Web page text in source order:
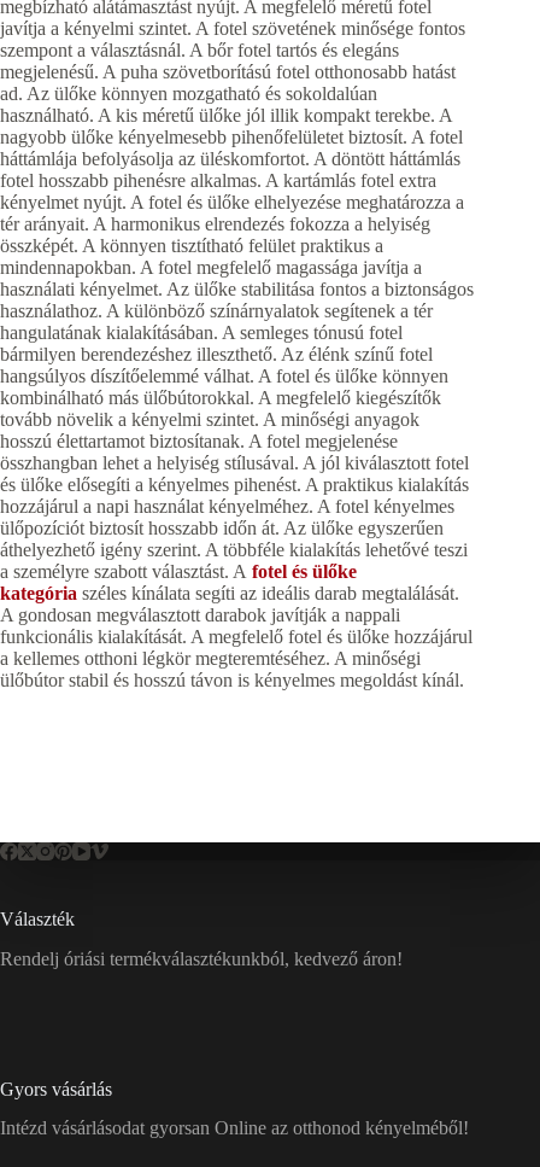
megbízható alátámasztást nyújt. A megfelelő méretű fotel
javítja a kényelmi szintet. A fotel szövetének minősége fontos
szempont a választásnál. A bőr fotel tartós és elegáns
megjelenésű. A puha szövetborítású fotel otthonosabb hatást
ad. Az ülőke könnyen mozgatható és sokoldalúan
használható. A kis méretű ülőke jól illik kompakt terekbe. A
nagyobb ülőke kényelmesebb pihenőfelületet biztosít. A fotel
háttámlája befolyásolja az üléskomfortot. A döntött háttámlás
fotel hosszabb pihenésre alkalmas. A kartámlás fotel extra
kényelmet nyújt. A fotel és ülőke elhelyezése meghatározza a
tér arányait. A harmonikus elrendezés fokozza a helyiség
összképét. A könnyen tisztítható felület praktikus a
mindennapokban. A fotel megfelelő magassága javítja a
használati kényelmet. Az ülőke stabilitása fontos a biztonságos
használathoz. A különböző színárnyalatok segítenek a tér
hangulatának kialakításában. A semleges tónusú fotel
bármilyen berendezéshez illeszthető. Az élénk színű fotel
hangsúlyos díszítőelemmé válhat. A fotel és ülőke könnyen
kombinálható más ülőbútorokkal. A megfelelő kiegészítők
tovább növelik a kényelmi szintet. A minőségi anyagok
hosszú élettartamot biztosítanak. A fotel megjelenése
összhangban lehet a helyiség stílusával. A jól kiválasztott fotel
és ülőke elősegíti a kényelmes pihenést. A praktikus kialakítás
hozzájárul a napi használat kényelméhez. A fotel kényelmes
ülőpozíciót biztosít hosszabb időn át. Az ülőke egyszerűen
áthelyezhető igény szerint. A többféle kialakítás lehetővé teszi
a személyre szabott választást. A fotel és ülőke
kategória széles kínálata segíti az ideális darab megtalálását.
A gondosan megválasztott darabok javítják a nappali
funkcionális kialakítását. A megfelelő fotel és ülőke hozzájárul
a kellemes otthoni légkör megteremtéséhez. A minőségi
ülőbútor stabil és hosszú távon is kényelmes megoldást kínál.
Választék
Rendelj óriási termékválasztékunkból, kedvező áron!
Gyors vásárlás
Intézd vásárlásodat gyorsan Online az otthonod kényelméből!